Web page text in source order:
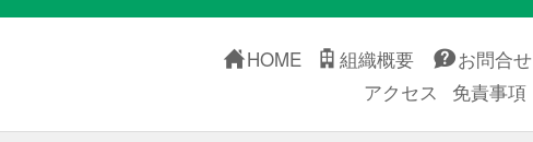
HOME 組織概要 お問合せ
アクセス
免責事項